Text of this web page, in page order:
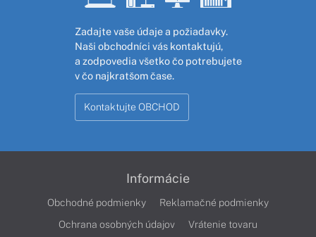
Zadajte vaše údaje a požiadavky.
Naši obchodníci vás kontaktujú,
a zodpovedia všetko čo potrebujete
v čo najkratšom čase.
Kontaktujte OBCHOD
Informácie
Obchodné podmienky
Reklamačné podmienky
Ochrana osobných údajov
Vrátenie tovaru